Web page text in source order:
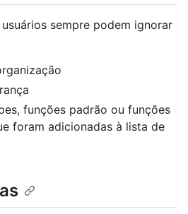
sempre podem ignorar
funções padrão ou funções
foram adicionadas à lista de